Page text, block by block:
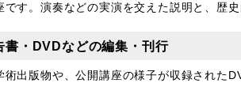
す。演奏などの実演を交えた説明と、歴
書・DVDなどの編集・刊行
出版物や、公開講座の様子が収録された